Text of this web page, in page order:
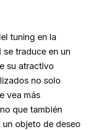
tuning en la
traduce en un
su atractivo
no solo
vea más
que también
objeto de deseo